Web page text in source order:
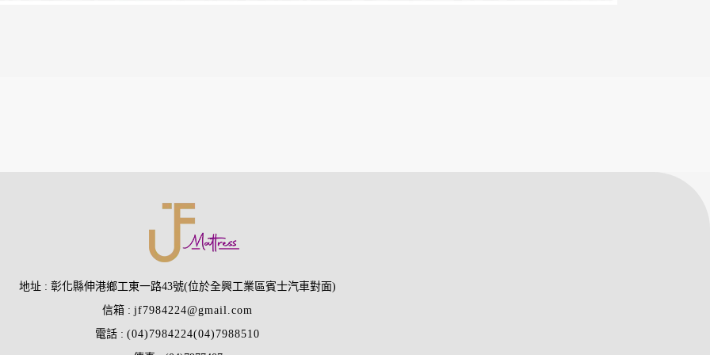
地址
彰化縣伸港鄉工東一路43號(位於全興工業區賓士汽車對面)
信箱
jf7984224@gmail.com
電話
(04)7984224(04)7988510